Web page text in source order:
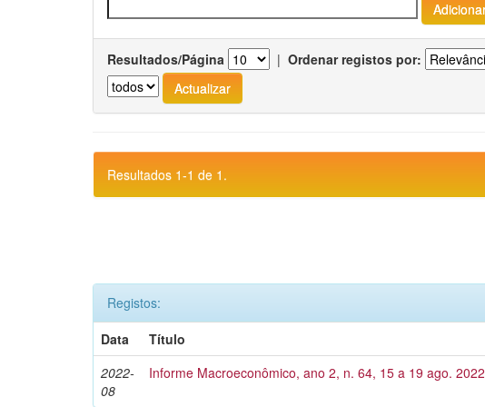
Resultados/Página | Ordenar registos por:
Resultados 1-1 de 1.
Registos:
Data
Título
2022-
08
Informe Macroeconômico, ano 2, n. 64, 15 a 19 ago. 2022